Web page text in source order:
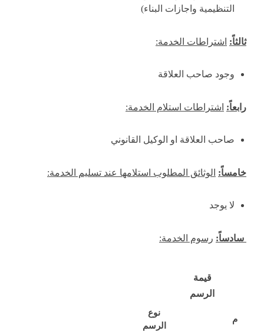
التنظيمية واجازات البناء)
ثالثاً: اشتراطات الخدمة:
وجود صاحب العلاقة
رابعاً: اشتراطات استلام الخدمة:
صاحب العلاقة او الوكيل القانوني
خامساً: الوثائق المطلوب استلامها عند تسليم الخدمة:
لا يوجد
سادساً: رسوم الخدمة:
م
قيمة
الرسم
نوع
الرسم